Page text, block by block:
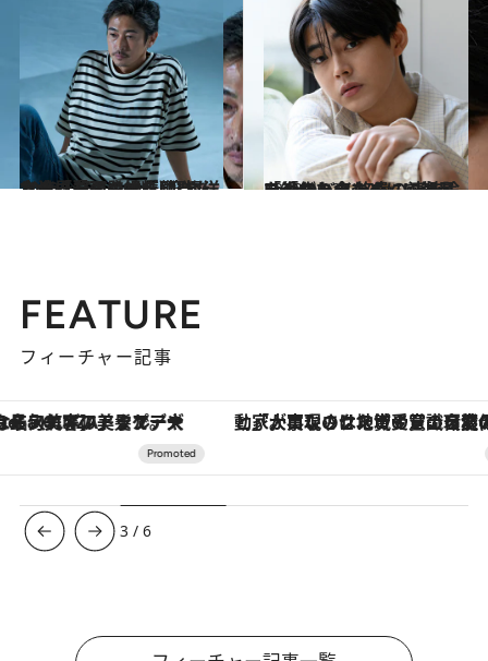
2023.11.2
ヒーローの登場を願った20代を経て 40代、窪塚洋介流「漫画の神様に 学んだ世界をよくする戦い方」
カルチャー 2023.10.27
「役作りのためにUber Eatsのバイトを…」朝ドラ「おちょやん」で注目を浴びた倉 悠貴の演技論
カルチャー
FEATURE
フィーチャー記事
「大事なのは地域の意識を変えること」。ロレックス賞受賞の自然保護活動家が実現させたナイジェリアの自然環境の復活
3 /6